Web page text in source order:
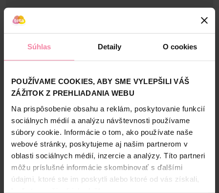
Súhlas Detaily O cookies
POUŽÍVAME COOKIES, ABY SME VYLEPŠILI VÁŠ
ZÁŽITOK Z PREHLIADANIA WEBU
Na prispôsobenie obsahu a reklám, poskytovanie funkcií
sociálnych médií a analýzu návštevnosti používame
súbory cookie. Informácie o tom, ako používate naše
webové stránky, poskytujeme aj našim partnerom v
oblasti sociálnych médií, inzercie a analýzy. Títo partneri
môžu príslušné informácie skombinovať s ďalšími
údajmi, ktoré ste im poskytli alebo ktoré od vás získali,
Náš prvý olejový balzam, ktorý sa na perách rozpúšťa a
zanecháva ich hebké, žiarivé a plné lesku!
Informácie o výrobcovi
LOD
Zobraziť viac
Bezpečnosť a balenie
Zloženie
High-contrast mode